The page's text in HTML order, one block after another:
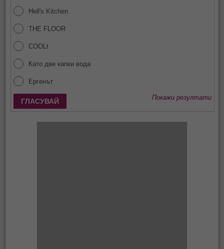
Hell's Kitchen
THE FLOOR
COOLt
Като две капки вода
Ергенът
Покажи резултати